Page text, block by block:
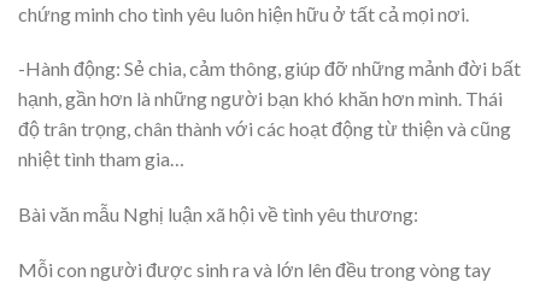
chứng minh cho tình yêu luôn hiện hữu ở tất cả mọi nơi.
-Hành động: Sẻ chia, cảm thông, giúp đỡ những mảnh đời bất
hạnh, gần hơn là những người bạn khó khăn hơn mình. Thái
độ trân trọng, chân thành với các hoạt động từ thiện và cũng
nhiệt tình tham gia…
Bài văn mẫu Nghị luận xã hội về tình yêu thương:
Mỗi con người được sinh ra và lớn lên đều trong vòng tay